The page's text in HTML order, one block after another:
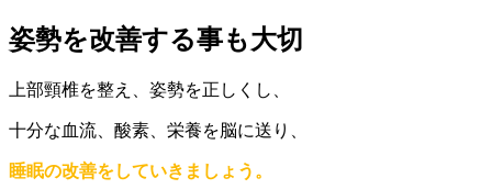
姿勢を改善する事も大切
上部頸椎を整え、姿勢を正しくし、
十分な血流、酸素、栄養を脳に送り、
睡眠の改善をしていきましょう。